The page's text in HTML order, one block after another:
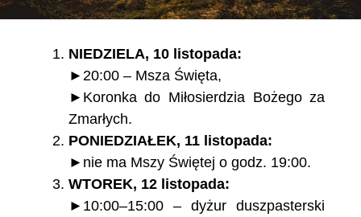
NIEDZIELA, 10 listopada:
►20:00 – Msza Święta,
►Koronka do Miłosierdzia Bożego za
Zmarłych.
PONIEDZIAŁEK, 11 listopada:
►nie ma Mszy Świętej o godz. 19:00.
WTOREK, 12 listopada:
►10:00–15:00 – dyżur duszpasterski